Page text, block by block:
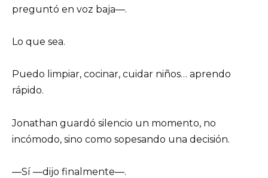
preguntó en voz baja—.
Lo que sea.
Puedo limpiar, cocinar, cuidar niños… aprendo
rápido.
Jonathan guardó silencio un momento, no
incómodo, sino como sopesando una decisión.
—Sí —dijo finalmente—.